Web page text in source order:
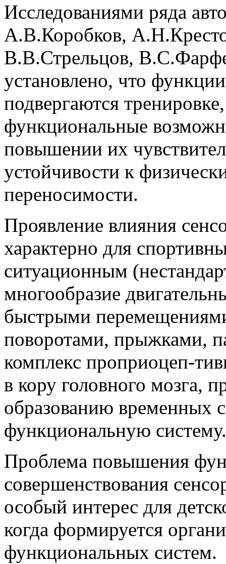
Исследованиями ряда
А.В.Коробков,
В.В.Стрельцов,
установлено, что
подвергаются
функциональные
повышении их
устойчивости к
переносимости.
Проявление влияния
характерно для
ситуационным
многообразие
быстрыми
поворотами, прыжками,
комплекс проприоцеп-
в кору головного мозга,
образованию временных
функциональную систему.
Проблема повышения
совершенствования
особый интерес для
когда формируется
функциональных систем.